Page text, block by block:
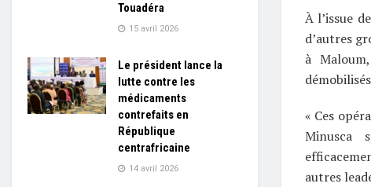
À l’issue
d’autres
à
« Ces
Minusca
autres
Touadéra
15 avril 2026
Le président lance la
lutte contre les
médicaments
contrefaits en
République
centrafricaine
14 avril 2026